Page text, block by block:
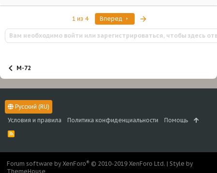
1 из 4 Вперед
Вам необходимо войти или зарегистрироваться, чтобы здесь
М-72
Русский (RU)
Условия и правила
Политика конфиденциальности Помощь
R
Forum software by XenForo® © 2010-2019 XenForo Ltd. | Style by
ThemeHouse